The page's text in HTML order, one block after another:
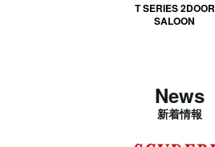
T SERIES 2DOOR
SALOON
News
新着情報